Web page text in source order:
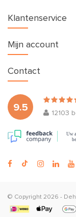
Klantenservice
Mijn account
9.5
12103
Uw
Contact
© Copyright 2026 -